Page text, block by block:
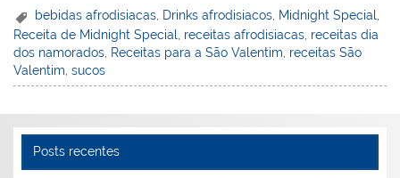
er
e
st
k
e
dI
c
e
o
k
itt
er
ai
l
h
o
ai
t
ar
e
bebidas afrodisiacas Drinks afrodisiacos Midnight Special
Receita de Midnight Special receitas afrodisiacas receitas dia
dos namorados Receitas para a São Valentim receitas São
Valentim ,sucos
Posts recentes